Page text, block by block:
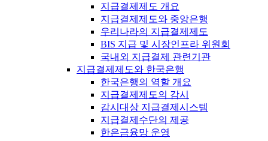
지급결제제도 개요
지급결제제도와 중앙은행
우리나라의 지급결제제도
BIS 지급 및 시장인프라 위원회
국내외 지급결제 관련기관
지급결제제도와 한국은행
한국은행의 역할 개요
지급결제제도의 감시
감시대상 지급결제시스템
지급결제수단의 제공
한은금융망 운영